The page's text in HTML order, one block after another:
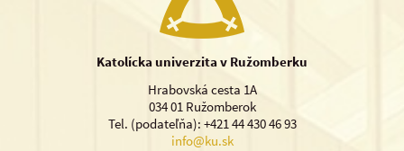
Katolícka univerzita v Ružomberku
Hrabovská cesta 1A
034 01 Ružomberok
Tel. (podateľňa): +421 44 430 46 93
info@ku.sk